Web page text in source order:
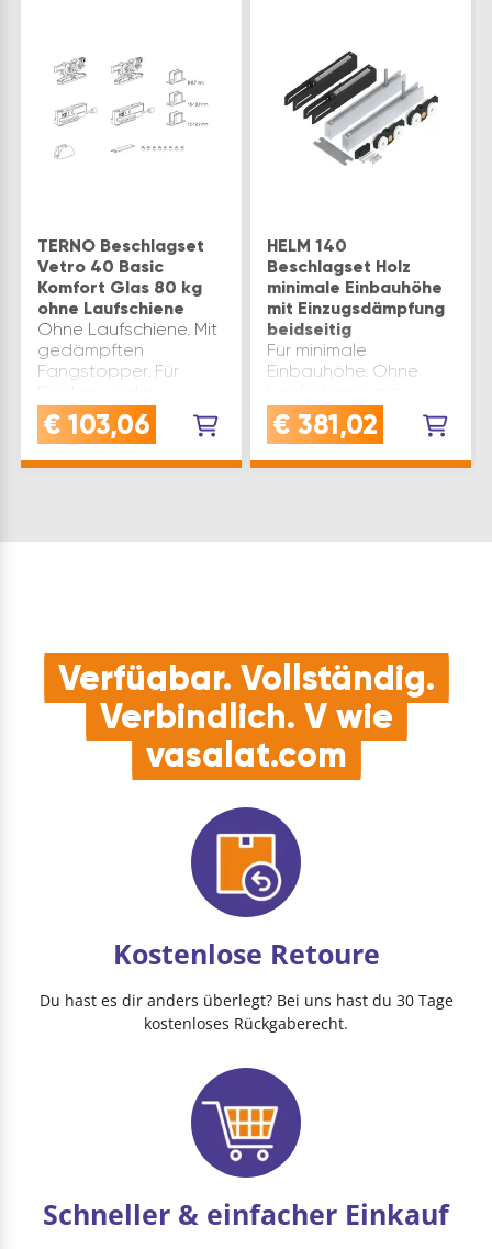
TERNO Beschlagset
Vetro 40 Basic
Komfort Glas 80 kg
ohne Laufschiene
Ohne Laufschiene. Mit
gedämpften
Fangstopper. Für
Wandmontage.
Lieferumfang:2
Tragflansch2
€ 103,06
HELM 140
Beschlagset Holz
minimale Einbauhöhe
mit Einzugsdämpfung
beidseitig
Für minimale
Einbauhöhe. Ohne
Einzugsdämpfung
beidseitig.
Rollapparate2 Alu-
€ 381,02
Verfügbar. Vollständig.
Verbindlich. V wie
vasalat.com
Kostenlose Retoure
Du hast es dir anders überlegt? Bei uns hast du 30 Tage
kostenloses Rückgaberecht.
Schneller & einfacher Einkauf